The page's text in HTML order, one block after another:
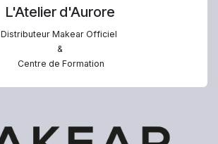
L'Atelier d'Aurore
Distributeur Makear Officiel
&
Centre de Formation